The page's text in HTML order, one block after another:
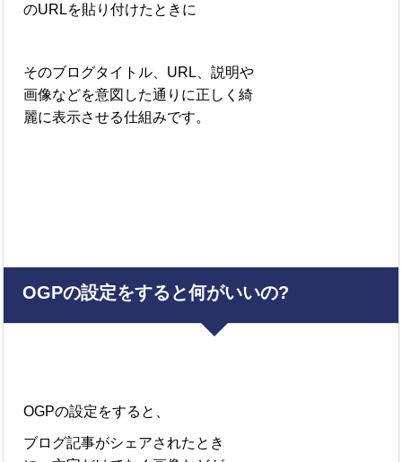
のURLを貼り付けたときに
そのブログタイトル、URL、説明や
画像などを意図した通りに正しく綺
麗に表示させる仕組みです。
OGPの設定をすると何がいいの?
OGPの設定をすると、
ブログ記事がシェアされたとき